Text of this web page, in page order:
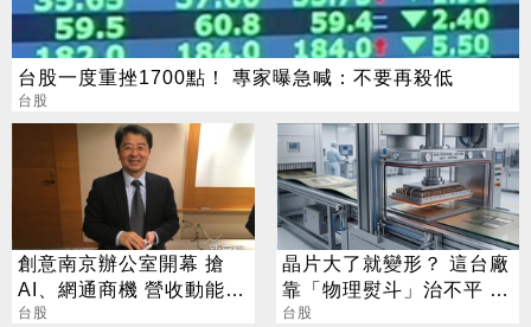
台股一度重挫1700點！ 專家曝急喊：不要再殺低
台股
創意南京辦公室開幕 搶
AI、網通商機 營收動能看
增
台股
晶片大了就變形？ 這台廠
靠「物理熨斗」治不平 營
收狂飆63%
台股